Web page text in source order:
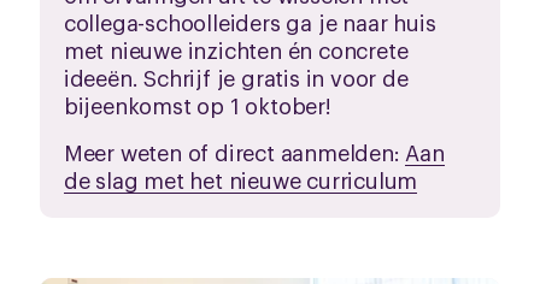
collega-schoolleiders ga je naar huis
met nieuwe inzichten én concrete
ideeën. Schrijf je gratis in voor de
bijeenkomst op 1 oktober!
Meer weten of direct aanmelden: Aan
de slag met het nieuwe curriculum